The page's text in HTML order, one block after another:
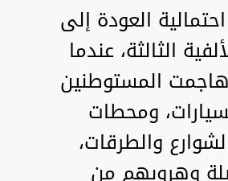
العودة إلى
الثالثة، عندما
المستوطنين
ومحطات
والطرقات،
وهروبهم من